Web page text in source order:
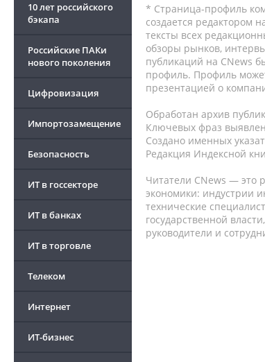
10 лет российского
бэкапа
Российские ПАКи
нового поколения
Цифровизация
Импортозамещение
Безопасность
ИТ в госсекторе
ИТ в банках
ИТ в торговле
Телеком
Интернет
ИТ-бизнес
* Страница-профиль
создается редактором
тексты всех
обзоры рынков,
публикаций на CNews
профиль. Профиль
презентацией о
Обработан архив
Ключевых фраз
Создано именных
Редакция Индексной
Читатели CNews — это
экономики: индустрии
технические
государственной
руководители и